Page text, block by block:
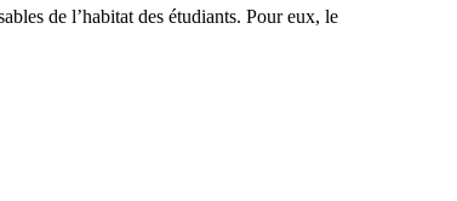
de l’habitat des étudiants. Pour eux, le